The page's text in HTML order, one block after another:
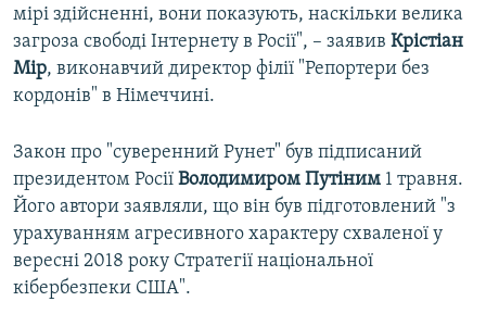
мірі здійсненні, вони показують, наскільки велика
загроза свободі Інтернету в Росії", – заявив Крістіан
Мір, виконавчий директор філії "Репортери без
кордонів" в Німеччині.
Закон про "суверенний Рунет" був підписаний
президентом Росії Володимиром Путіним 1 травня.
Його автори заявляли, що він був підготовлений "з
урахуванням агресивного характеру схваленої у
вересні 2018 року Стратегії національної
кібербезпеки США".